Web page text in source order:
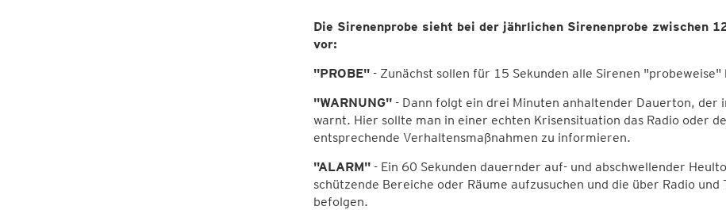
Die Sirenenprobe sieht bei der jährlichen Sirenenprobe zwischen
vor:
"PROBE"- Zunächst sollen für 15 Sekunden alle Sirenen "probeweise"
"WARNUNG"- Dann folgt ein drei Minuten anhaltender Dauerton, der
warnt. Hier sollte man in einer echten Krisensituation das Radio oder
entsprechende Verhaltensmaßnahmen zu informieren.
"ALARM"- Ein 60 Sekunden dauernder auf- und abschwellender
schützende Bereiche oder Räume aufzusuchen und die über Radio
befolgen.